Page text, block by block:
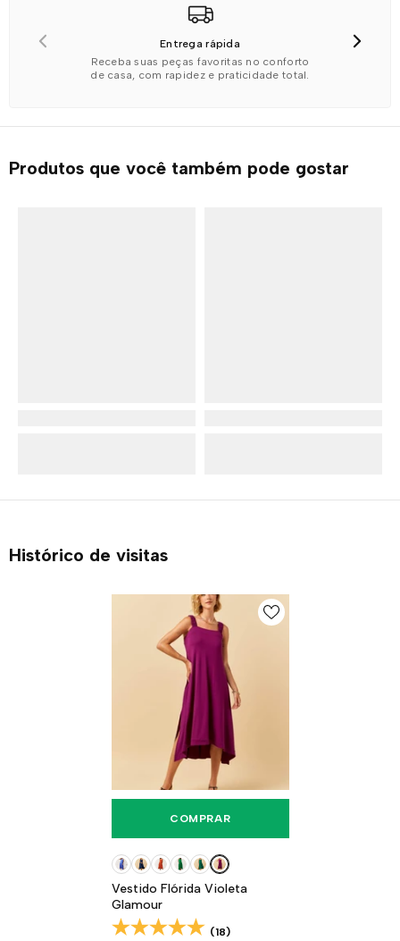
dentro dessa grade, trazendo praticidade, segurança e
elegância na hora de escolher.
Entrega rápida
Receba suas peças favoritas no conforto
de casa, com rapidez e praticidade total.
Produtos que você também pode gostar
Histórico de visitas
COMPRAR
Vestido Flórida Violeta
Glamour
(18)